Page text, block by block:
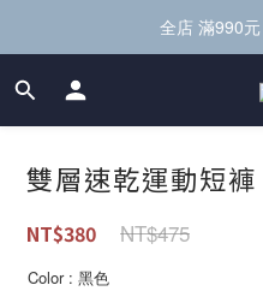
全店 滿990
雙層速乾運動短
NT$380 NT$475
Color : 黑色